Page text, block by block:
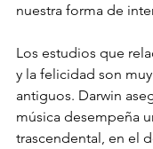
nuestra forma de
Los estudios que
y la felicidad son
antiguos. Darwin
música desempeña
trascendental, en el